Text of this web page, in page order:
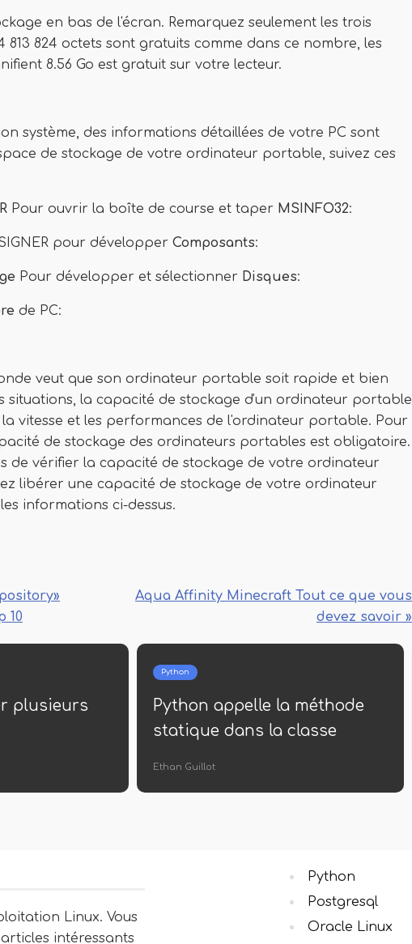
en bas de l'écran. Remarquez seulement les trois
813 824 octets sont gratuits comme dans ce nombre, les
8.56 Go est gratuit sur votre lecteur.
système, des informations détaillées de votre PC sont
de stockage de votre ordinateur portable, suivez ces
Pour ouvrir la boîte de course et taper MSINFO32:
pour développer Composants:
Pour développer et sélectionner Disques:
de PC:
veut que son ordinateur portable soit rapide et bien
situations, la capacité de stockage d'un ordinateur portable
la vitesse et les performances de l'ordinateur portable. Pour
de stockage des ordinateurs portables est obligatoire.
de vérifier la capacité de stockage de votre ordinateur
libérer une capacité de stockage de votre ordinateur
informations ci-dessus.
10
Aqua Affinity Minecraft Tout ce que vous
devez savoir »
plusieurs
Python
Python appelle la méthode
statique dans la classe
Ethan Guillot
Linux. Vous
intéressants
Python
Postgresql
Oracle Linux